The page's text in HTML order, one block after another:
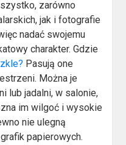
zarówno
jak i fotografie
nadać swojemu
charakter. Gdzie
Pasują one
Można je
lub jadalni, w salonie,
im wilgoć i wysokie
nie ulegną
papierowych.